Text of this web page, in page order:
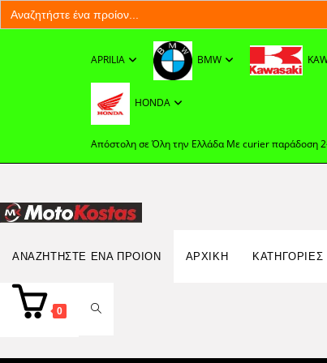
Search
for:
APRILIA BMW
HONDA
Απόστολη σε Όλη την Ελλάδα Με curier παράδοση
ΑΝΑΖΗΤΉΣΤΕ ΈΝΑ ΠΡΟΊΟΝ
Search
for: ΑΡΧΙΚΉ
0 TOGGLE